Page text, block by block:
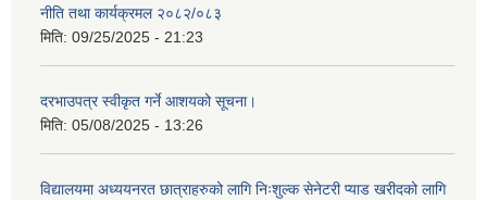
नीति तथा कार्यक्रमल २०८२/०८३
मिति: 09/25/2025 - 21:23
दरभाउपत्र स्वीकृत गर्ने आशयको सूचना।
मिति: 05/08/2025 - 13:26
विद्यालयमा अध्ययनरत छात्राहरुको लागि निःशुल्क सेनेटरी प्याड खरीदको लागि